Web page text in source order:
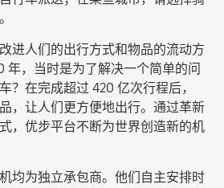
进人们的出行方式和物品的流动方
年，当时是为了解决一个简单的问
？在完成超过 420 亿次行程后，
，让人们更方便地出行。通过革新
，优步平台不断为世界创造新的机
均为独立承包商。他们自主安排时